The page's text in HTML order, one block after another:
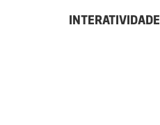
INTERATIVIDADE